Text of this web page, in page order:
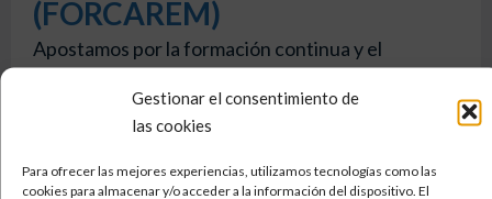
Gestionar el consentimiento de
las cookies
Para ofrecer las mejores experiencias, utilizamos tecnologías como las
cookies para almacenar y/o acceder a la información del dispositivo. El
(FORCAREM)
Apostamos por la formación continua y el
desarrollo del talento como pilares fundamentales
para ofrecer un servicio de máxima calidad.
Gracias al Programa de Formación (...)
Ver más